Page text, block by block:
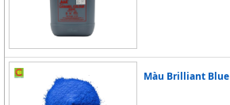
Màu Brilliant Blue